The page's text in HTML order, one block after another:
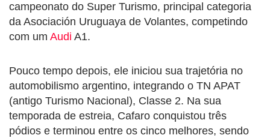
campeonato do Super Turismo, principal categoria
da Asociación Uruguaya de Volantes, competindo
com um Audi A1.
Pouco tempo depois, ele iniciou sua trajetória no
automobilismo argentino, integrando o TN APAT
(antigo Turismo Nacional), Classe 2. Na sua
temporada de estreia, Cafaro conquistou três
pódios e terminou entre os cinco melhores, sendo